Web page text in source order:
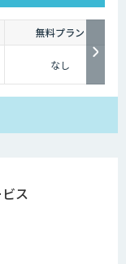
無料プラン
なし
ス